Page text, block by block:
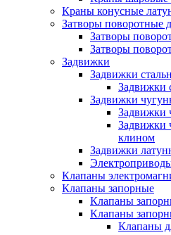
Краны конусные
Затворы поворотные
Затворы
Затворы
Задвижки
Задвижки
Задвижки
Задвижки
Задвижки
Задвижки
клином
Задвижки
Клапаны
Клапаны запорные
Клапаны
Клапаны
Клапаны